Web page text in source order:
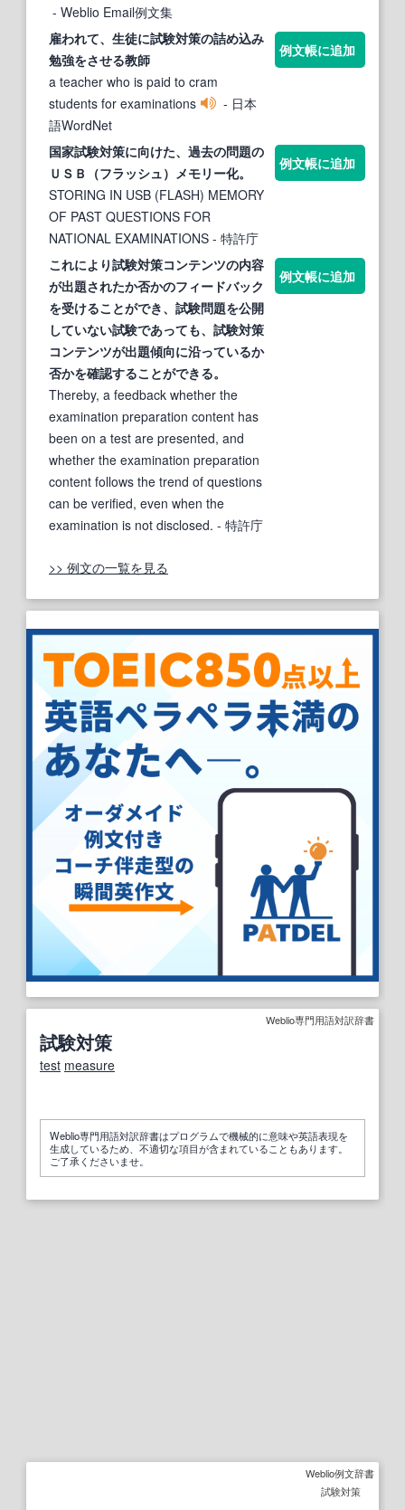
- Weblio Email例文集
雇われて、生徒に試験対策の詰め込み
勉強をさせる教師
a teacher who is paid to cram
students for examinations
- 日本
語WordNet
例文帳に追加
国家試験対策に向けた、過去の問題の
ＵＳＢ（フラッシュ）メモリー化。
STORING IN USB (FLASH) MEMORY
OF PAST QUESTIONS FOR
NATIONAL EXAMINATIONS - 特許庁
例文帳に追加
これにより試験対策コンテンツの内容
が出題されたか否かのフィードバック
を受けることができ、 試験問題を公開
していない試験であっても、 試験対策
コンテンツが出題傾向に沿っているか
否かを確認することができる。
Thereby, a feedback whether the
examination preparation content has
been on a test are presented, and
whether the examination preparation
content follows the trend of questions
can be verified, even when the
examination is not disclosed. - 特許庁
例文帳に追加
>> 例文の一覧を見る
Weblio専門用語対訳辞書
試験対策
test measure
Weblio専門用語対訳辞書はプログラムで機械的に意味や英語表現を
生成しているため、不適切な項目が含まれていることもあります。
ご了承くださいませ。
Weblio例文辞書
試験対策